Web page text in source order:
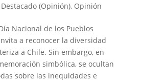
Destacado (Opinión), Opinión
Nacional de los Pueblos
a reconocer la diversidad
a Chile. Sin embargo, en
simbólica, se ocultan
sobre las inequidades e